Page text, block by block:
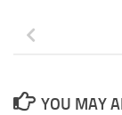
YOU MAY